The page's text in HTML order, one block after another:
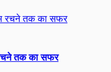
तक का सफर